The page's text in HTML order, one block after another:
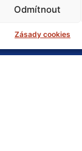
Odmítnout
Zásady cookies
jako celek